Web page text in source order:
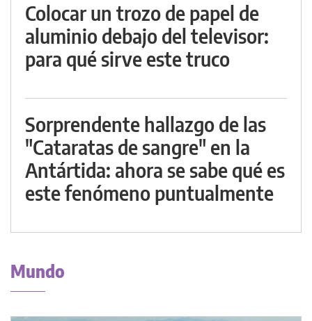
Colocar un trozo de papel de
aluminio debajo del televisor:
para qué sirve este truco
Sorprendente hallazgo de las
"Cataratas de sangre" en la
Antártida: ahora se sabe qué es
este fenómeno puntualmente
Mundo